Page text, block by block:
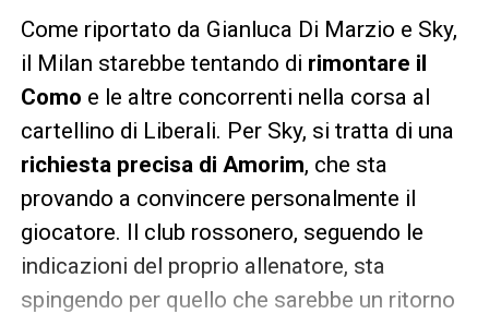
Come riportato da Gianluca Di Marzio e Sky,
il Milan starebbe tentando di rimontare il
Como e le altre concorrenti nella corsa al
cartellino di Liberali. Per Sky, si tratta di una
richiesta precisa di Amorim, che sta
provando a convincere personalmente il
giocatore. Il club rossonero, seguendo le
indicazioni del proprio allenatore, sta
spingendo per quello che sarebbe un ritorno